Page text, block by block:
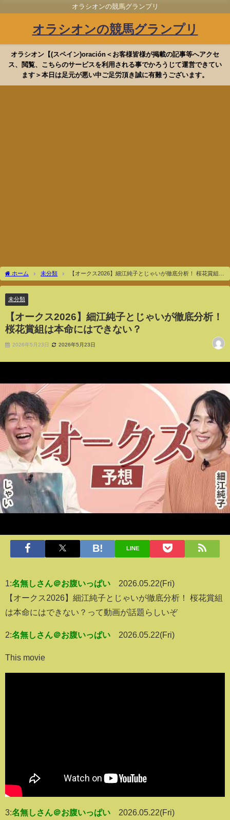
オラシオンの競馬グランプリ
オラシオンの競馬グランプリ
オラシオン【(スペイン)oración＜お客様皆様が掲載の記事等へアクセ
ス、閲覧、こちらのサービスを利用される事でかろうじて運営できてい
ます＞本日は足元が悪い中ご足労頂き誠に有難うございます。
ホーム 未分類
【オークス2026】細江純子とじゃいが徹底分析！ 桜花賞組は
本命にはできない？
未分類
【オークス2026】細江純子とじゃいが徹底分析！
桜花賞組は本命にはできない？
2026年5月23日 2026年5月23日
LINE
1:名無しさん＠お腹いっぱい
2026.05.22(Fri)
【オークス2026】細江純子とじゃいが徹底分析！ 桜花賞組
は本命にはできない？って動画が話題らしいぞ
2:名無しさん＠お腹いっぱい 2026.05.22(Fri)
This movie
3:名無しさん＠お腹いっぱい
2026.05.22(Fri)